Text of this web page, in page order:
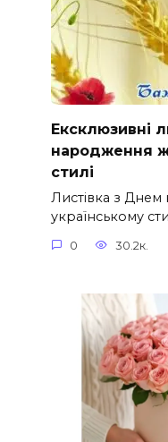
Ексклюзивні
народження
стилі
Листівка з Днем
українському
0 30.2к.